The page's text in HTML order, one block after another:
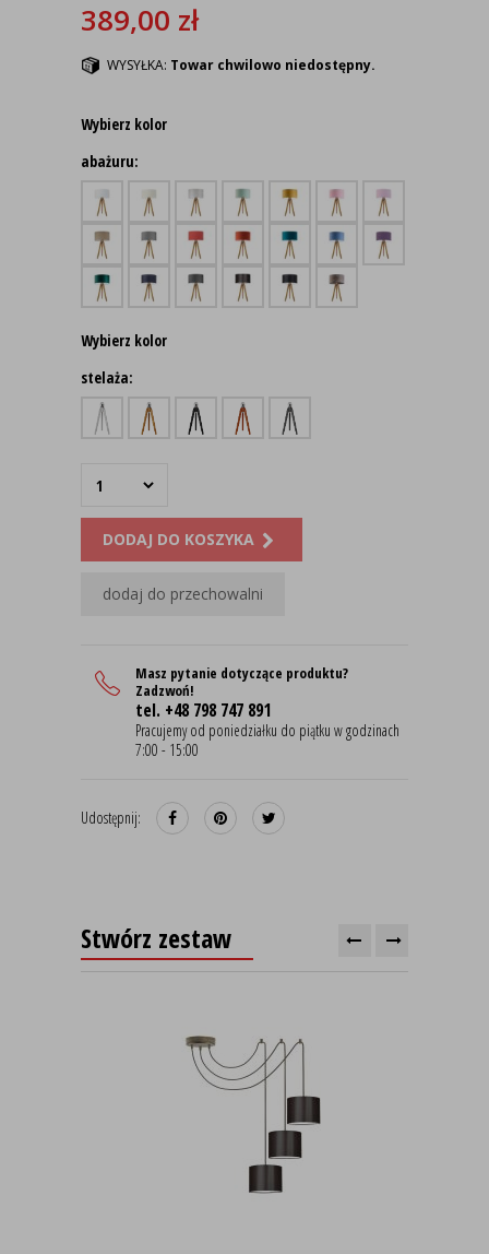
389,00 zł
WYSYŁKA: Towar chwilowo niedostępny.
Wybierz kolor
abażuru:
Wybierz kolor
stelaża:
DODAJ DO KOSZYKA
dodaj do przechowalni
Masz pytanie dotyczące produktu?
Zadzwoń!
tel. +48 798 747 891
Pracujemy od poniedziałku do piątku w godzinach
7:00 - 15:00
Udostępnij:
Stwórz zestaw